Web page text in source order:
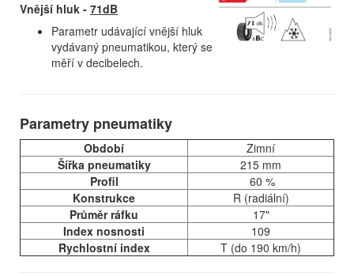
Vnější hluk - 71dB
Parametr udávající vnější hluk
vydávaný pneumatikou, který se
měří v decibelech.
Parametry pneumatiky
Období
Zimní
Šířka pneumatiky
215 mm
Profil
60 %
Konstrukce
R (radiální)
Průměr ráfku
17"
Index nosnosti
109
Rychlostní index
T (do 190 km/h)